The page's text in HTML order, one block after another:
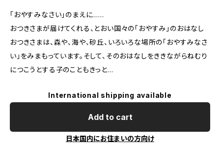
「おやすみなさい」のまえに……
おつきさまが届けてくれる、とおい国々の「おやすみ」のおはなし
おつきさまは、森や、海や、砂丘、いろいろな場所の「おやすみなさ
い」をみまもっています。そして、そのおはなしをききながらねむり
につこうとする子のこともきっと…
International shipping available
Add to cart
日本国内にお住まいの方向け